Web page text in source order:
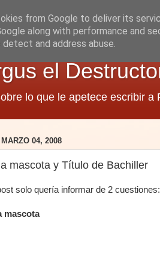
el
lo que le apetece escribir
04, 2008
mascota y Título de Bachiller
solo quería informar de 2 cuestiones:
mascota
from Google to deliver its
along with performance and
and address abuse.